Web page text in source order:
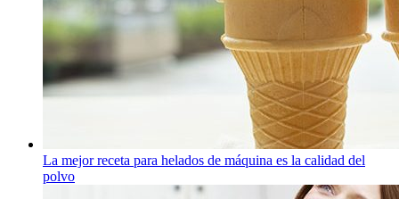
La mejor receta para helados de máquina es la calidad del
polvo